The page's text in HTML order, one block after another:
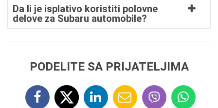
Da li je isplativo koristiti polovne
delove za Subaru automobile?
PODELITE SA PRIJATELJIMA